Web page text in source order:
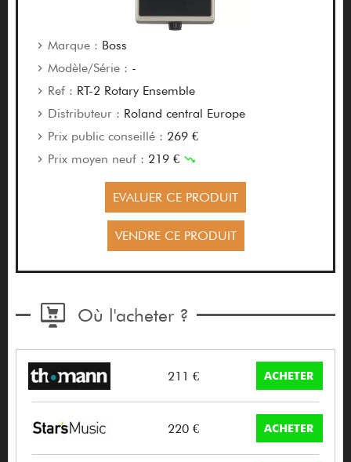
Marque : Boss
Modèle/Série : -
Ref : RT-2 Rotary Ensemble
Distributeur : Roland central Europe
Prix public conseillé : 269 €
Prix moyen neuf : 219 €
EVALUER CE PRODUIT
VENDRE CE PRODUIT
Où l'acheter ?
211 € ACHETER
220 € ACHETER